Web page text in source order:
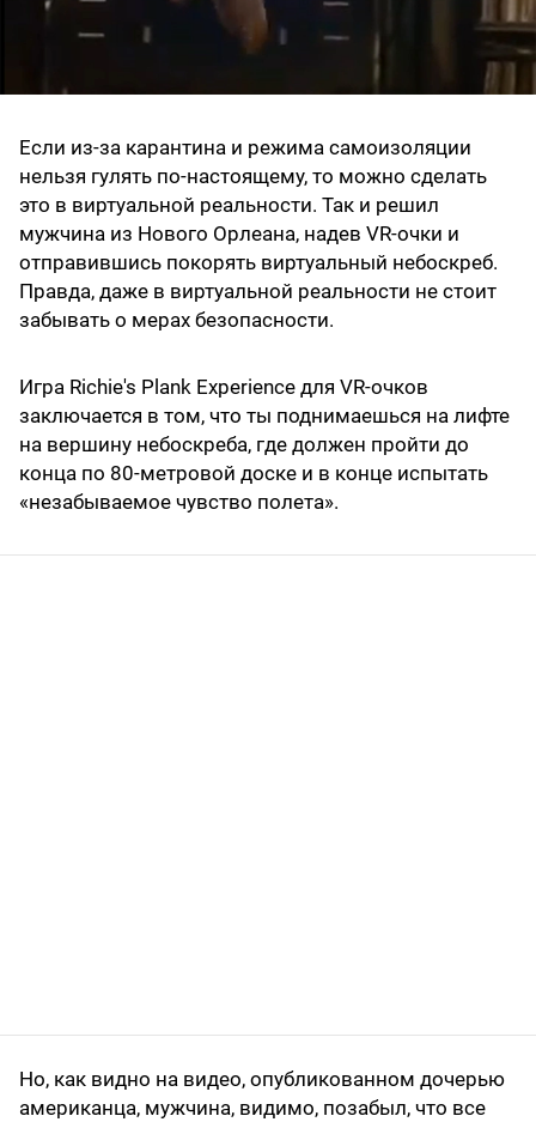
Если из-за карантина и режима самоизоляции
нельзя гулять по-настоящему, то можно сделать
это в виртуальной реальности. Так и решил
мужчина из Нового Орлеана, надев VR-очки и
отправившись покорять виртуальный небоскреб.
Правда, даже в виртуальной реальности не стоит
забывать о мерах безопасности.
Игра Richie's Plank Experience для VR-очков
заключается в том, что ты поднимаешься на лифте
на вершину небоскреба, где должен пройти до
конца по 80-метровой доске и в конце испытать
«незабываемое чувство полета».
Но, как видно на видео, опубликованном дочерью
американца, мужчина, видимо, позабыл, что все